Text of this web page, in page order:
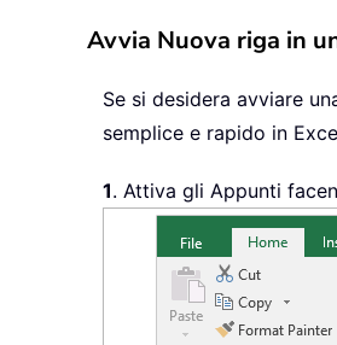
Avvia Nuova riga in
Se si desidera avviare
semplice e rapido in
1. Attiva gli Appunti